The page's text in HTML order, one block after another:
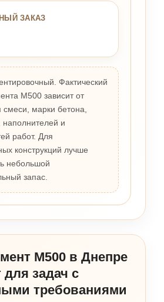
ЗАКАЗ
Фактический
М500 зависит от
смеси, марки бетона,
наполнителей и
работ. Для
конструкций лучше
небольшой
запас.
М500 в Днепре
задач с
требованиями